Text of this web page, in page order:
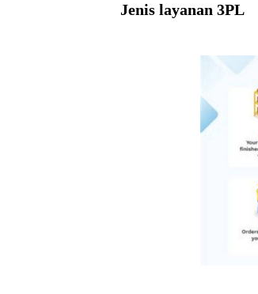
Jenis layanan 3PL